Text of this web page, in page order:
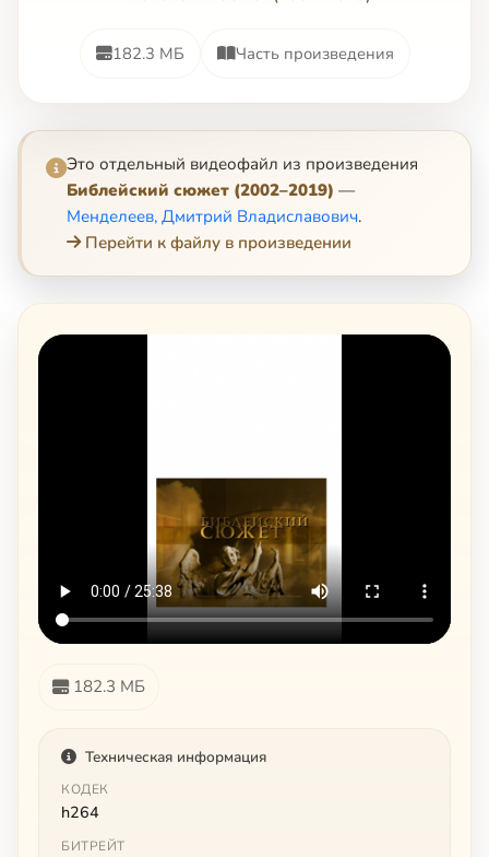
182.3 МБ Часть произведения
Это отдельный видеофайл из произведения
Библейский сюжет (2002–2019) —
Менделеев, Дмитрий Владиславович.
Перейти к файлу в произведении
182.3 МБ
Техническая информация
КОДЕК
h264
БИТРЕЙТ